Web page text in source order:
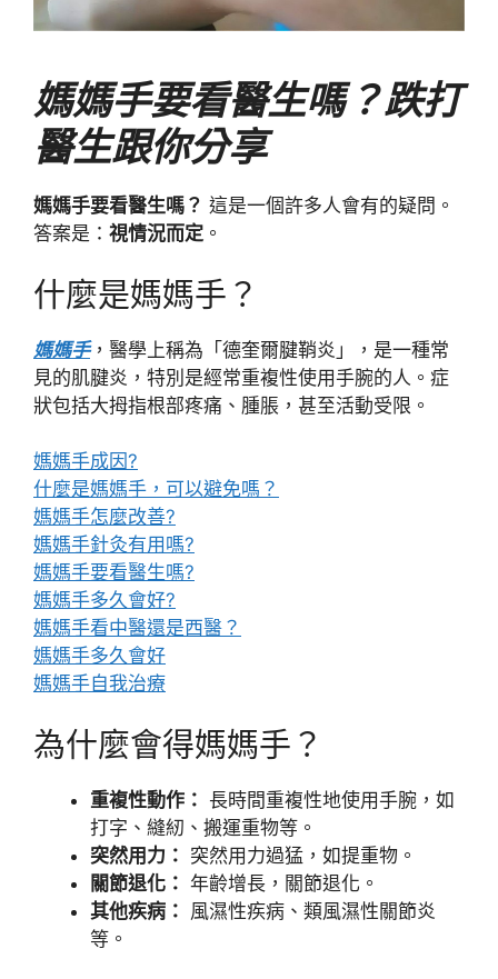
媽媽手要看醫生嗎？跌打
醫生跟你分享
媽媽手要看醫生嗎？ 這是一個許多人會有的疑問。
答案是： 視情況而定 。
什麼是媽媽手？
媽媽手，醫學上稱為「德奎爾腱鞘炎」，是一種常
見的肌腱炎，特別是經常重複性使用手腕的人。症
狀包括大拇指根部疼痛、腫脹，甚至活動受限。
媽媽手成因?
什麼是媽媽手，可以避免嗎？
媽媽手怎麼改善?
媽媽手針灸有用嗎?
媽媽手要看醫生嗎?
媽媽手多久會好?
媽媽手看中醫還是西醫？
媽媽手多久會好
媽媽手自我治療
為什麼會得媽媽手？
重複性動作： 長時間重複性地使用手腕，如
打字、縫紉、搬運重物等。
突然用力： 突然用力過猛，如提重物。
關節退化： 年齡增長，關節退化。
其他疾病： 風濕性疾病、類風濕性關節炎
等。